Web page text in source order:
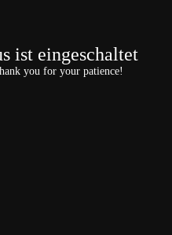
ist eingeschaltet
you for your patience!